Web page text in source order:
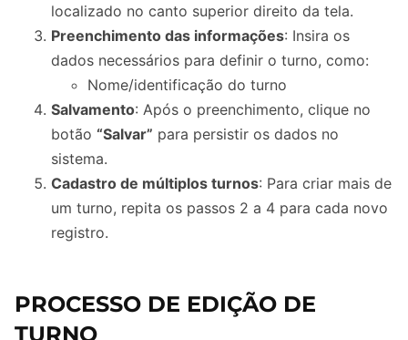
localizado no canto superior direito da tela.
Preenchimento das informações: Insira os
dados necessários para definir o turno, como:
Nome/identificação do turno
Salvamento: Após o preenchimento, clique no
botão “Salvar” para persistir os dados no
sistema.
Cadastro de múltiplos turnos: Para criar mais de
um turno, repita os passos 2 a 4 para cada novo
registro.
PROCESSO DE EDIÇÃO DE
TURNO